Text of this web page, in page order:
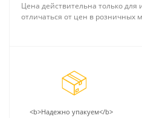
Цена действительна только
отличаться от цен в розничных
<b>Надежно упакуем</b>